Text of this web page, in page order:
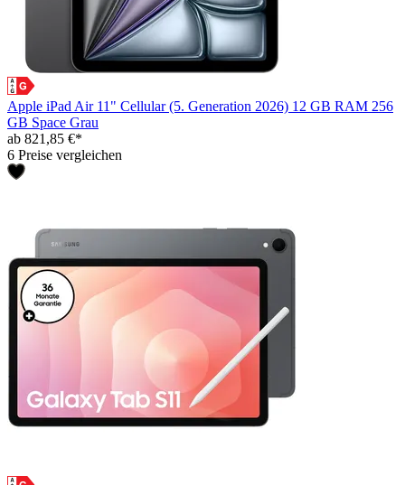
Apple iPad Air 11" Cellular (5. Generation 2026) 12 GB RAM 256
GB Space Grau
ab 821,85 €*
6 Preise vergleichen